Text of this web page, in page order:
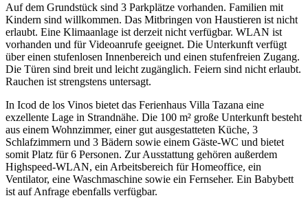
Auf dem Grundstück sind 3 Parkplätze vorhanden. Familien mit
Kindern sind willkommen. Das Mitbringen von Haustieren ist nicht
erlaubt. Eine Klimaanlage ist derzeit nicht verfügbar. WLAN ist
vorhanden und für Videoanrufe geeignet. Die Unterkunft verfügt
über einen stufenlosen Innenbereich und einen stufenfreien Zugang.
Die Türen sind breit und leicht zugänglich. Feiern sind nicht erlaubt.
Rauchen ist strengstens untersagt.
In Icod de los Vinos bietet das Ferienhaus Villa Tazana eine
exzellente Lage in Strandnähe. Die 100 m² große Unterkunft besteht
aus einem Wohnzimmer, einer gut ausgestatteten Küche, 3
Schlafzimmern und 3 Bädern sowie einem Gäste-WC und bietet
somit Platz für 6 Personen. Zur Ausstattung gehören außerdem
Highspeed-WLAN, ein Arbeitsbereich für Homeoffice, ein
Ventilator, eine Waschmaschine sowie ein Fernseher. Ein Babybett
ist auf Anfrage ebenfalls verfügbar.